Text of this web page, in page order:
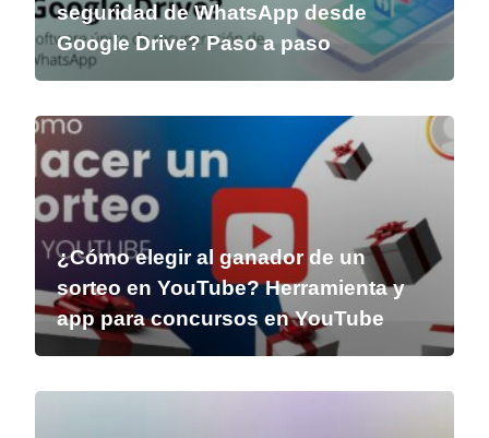
seguridad de WhatsApp desde
Google Drive? Paso a paso
¿Cómo elegir al ganador de un
sorteo en YouTube? Herramienta y
app para concursos en YouTube